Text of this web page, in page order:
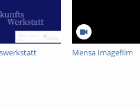
Mensa Imagefilm